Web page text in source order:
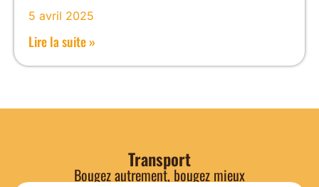
5 avril 2025
Lire la suite »
Transport
Bougez autrement, bougez mieux